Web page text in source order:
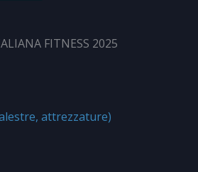
FITNESS 2025
attrezzature)